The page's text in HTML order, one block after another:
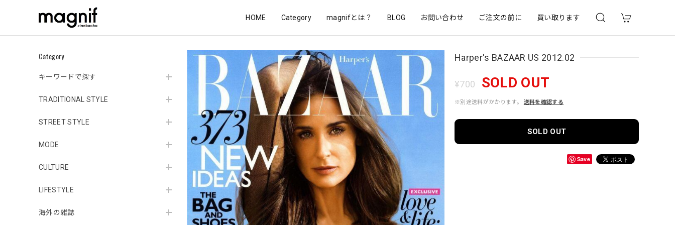
HOME Category magnifとは？ BLOG お問い合わせ ご注文の前に 買い取ります
Category
キーワードで探す
TRADITIONAL STYLE
STREET STYLE
MODE
CULTURE
LIFESTYLE
海外の雑誌
Harper's BAZAAR US 2012.02
¥700 SOLD OUT
※別途送料がかかります。 送料を確認する
SOLD OUT
Save